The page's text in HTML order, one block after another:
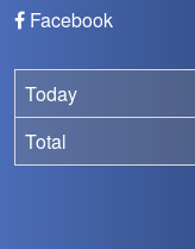
Facebook
Today
Total